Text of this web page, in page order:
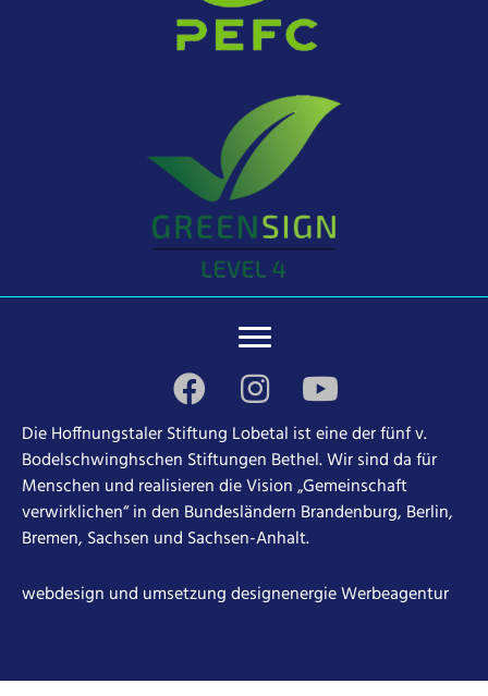
Die Hoffnungstaler Stiftung Lobetal ist eine der fünf v.
Bodelschwinghschen Stiftungen Bethel. Wir sind da für
Menschen und realisieren die Vision „Gemeinschaft
verwirklichen“ in den Bundesländern Brandenburg, Berlin,
Bremen, Sachsen und Sachsen-Anhalt.
webdesign und umsetzung designenergie Werbeagentur